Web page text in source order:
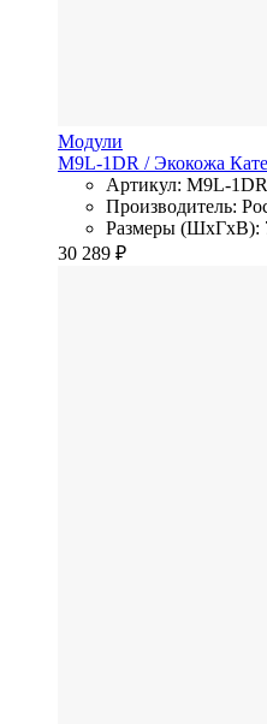
Модули
M9L-1DR / Экокожа
Артикул: M9L-1DR
Производитель:
Размеры (ШхГхВ):
30 289 ₽